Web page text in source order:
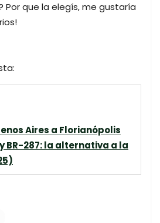
Por que la elegís, me gustaría
Aires a Florianópolis
BR-287: la alternativa a la